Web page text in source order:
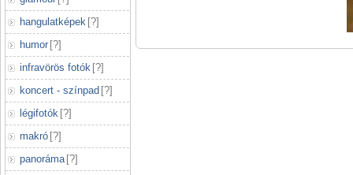
hangulatképek [?]
humor [?]
infravörös fotók [?]
koncert - színpad [?]
légifotók [?]
makró [?]
panoráma [?]